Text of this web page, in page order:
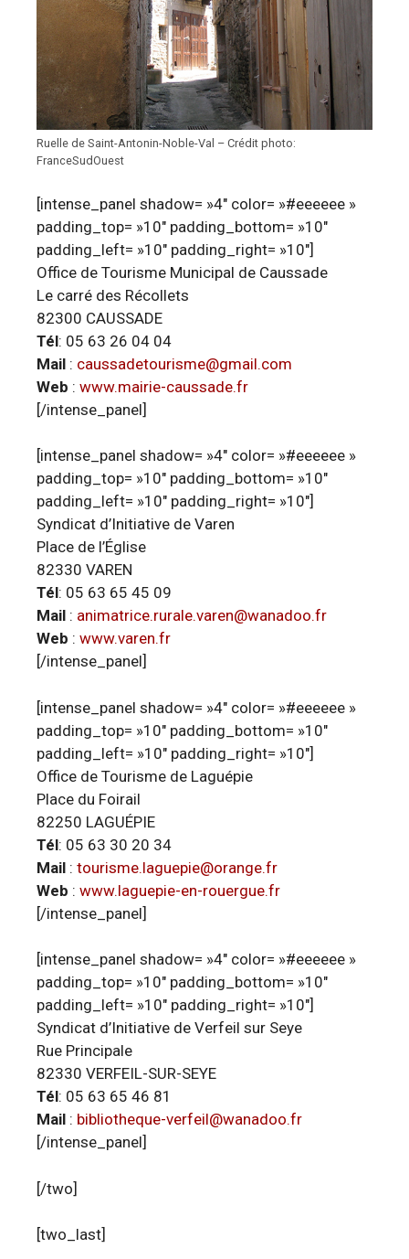
Ruelle de Saint-Antonin-Noble-Val – Crédit photo:
FranceSudOuest
[intense_panel shadow= »4″ color= »#eeeeee »
padding_top= »10″ padding_bottom= »10″
padding_left= »10″ padding_right= »10″]
Office de Tourisme Municipal de Caussade
Le carré des Récollets
82300 CAUSSADE
Tél: 05 63 26 04 04
Mail : caussadetourisme@gmail.com
Web : www.mairie-caussade.fr
[/intense_panel]
[intense_panel shadow= »4″ color= »#eeeeee »
padding_top= »10″ padding_bottom= »10″
padding_left= »10″ padding_right= »10″]
Syndicat d’Initiative de Varen
Place de l’Église
82330 VAREN
Tél: 05 63 65 45 09
Mail : animatrice.rurale.varen@wanadoo.fr
Web : www.varen.fr
[/intense_panel]
[intense_panel shadow= »4″ color= »#eeeeee »
padding_top= »10″ padding_bottom= »10″
padding_left= »10″ padding_right= »10″]
Office de Tourisme de Laguépie
Place du Foirail
82250 LAGUÉPIE
Tél: 05 63 30 20 34
Mail : tourisme.laguepie@orange.fr
Web : www.laguepie-en-rouergue.fr
[/intense_panel]
[intense_panel shadow= »4″ color= »#eeeeee »
padding_top= »10″ padding_bottom= »10″
padding_left= »10″ padding_right= »10″]
Syndicat d’Initiative de Verfeil sur Seye
Rue Principale
82330 VERFEIL-SUR-SEYE
Tél: 05 63 65 46 81
Mail : bibliotheque-verfeil@wanadoo.fr
[/intense_panel]
[/two]
[two_last]